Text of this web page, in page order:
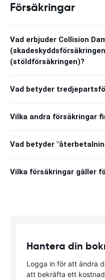
Försäkringar
Vad erbjuder Collision
(stöldförsäkringen)?
Vad betyder
Vilka andra försäkringar
Vad betyder
Vilka försäkringar gäller
Hantera din
Logga in för att ändra
att bekräfta ett